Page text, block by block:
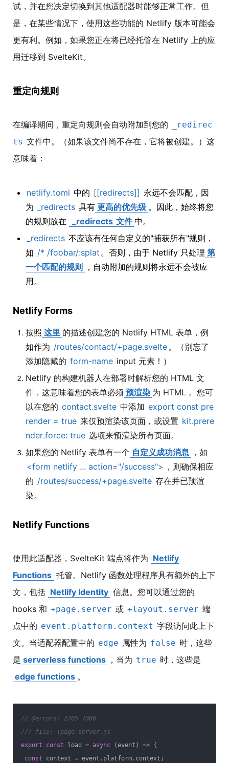
试，并在您决定切换到其他适配器时能够正常工作。但
是，在某些情况下，使用这些功能的 Netlify 版本可能会
更有利。例如，如果您正在将已经托管在 Netlify 上的应
用迁移到 SvelteKit。
重定向规则
在编译期间，重定向规则会自动附加到您的
_redirec
ts 文件中。（如果该文件尚不存在，它将被创建。）这
意味着：
netlify.toml 中的 [[redirects]] 永远不会匹配，因
为
_redirects 具有 更高的优先级 。因此，始终将您
的规则放在
_redirects 文件 中。
_redirects 不应该有任何自定义的"捕获所有"规则，
如 /* /foobar/:splat 。否则，由于 Netlify 只处理 第
一个匹配的规则 ，自动附加的规则将永远不会被应
用。
Netlify Forms
按照 这里 的描述创建您的 Netlify HTML 表单，例
如作为 /routes/contact/+page.svelte 。（别忘了
添加隐藏的 form-name input 元素！）
Netlify 的构建机器人在部署时解析您的 HTML 文
件，这意味着您的表单必须 预渲染 为 HTML 。您可
以在您的 contact.svelte 中添加 export const pre
render = true 来仅预渲染该页面，或设置 kit.prere
nder.force: true 选项来预渲染所有页面。
如果您的 Netlify 表单有一个 自定义成功消息 ，如
<form netlify ... action="/success"> ，则确保相应
的 /routes/success/+page.svelte 存在并已预渲
染。
Netlify Functions
使用此适配器，SvelteKit 端点将作为 Netlify
Functions 托管。Netlify 函数处理程序具有额外的上下
文，包括 Netlify Identity 信息。您可以通过您的
hooks 和 +page.server 或 +layout.server 端
点中的 event.platform.context 字段访问此上下
文。当适配器配置中的 edge 属性为 false 时，这些
是 serverless functions ，当为 true 时，这些是
edge functions 。
// @errors: 2705 7006
/// file: +page.server.js
export
const load = async (event) => {
const context = event.platform.context;